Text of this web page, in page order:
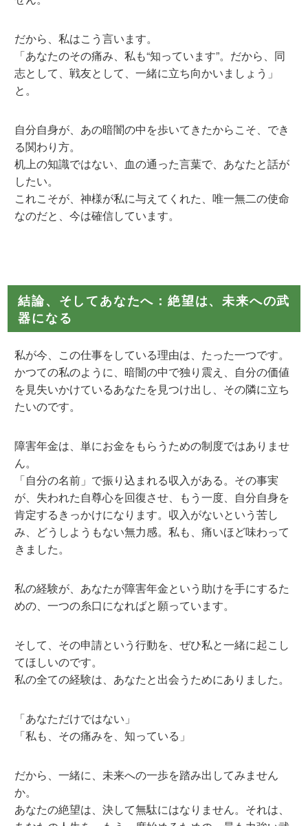
だから、私はこう言います。
「あなたのその痛み、私も“知っています”。だから、同
志として、戦友として、一緒に立ち向かいましょう」
と。
自分自身が、あの暗闇の中を歩いてきたからこそ、でき
る関わり方。
机上の知識ではない、血の通った言葉で、あなたと話が
したい。
これこそが、神様が私に与えてくれた、唯一無二の使命
なのだと、今は確信しています。
結論、そしてあなたへ：絶望は、未来への武
器になる
私が今、この仕事をしている理由は、たった一つです。
かつての私のように、暗闇の中で独り震え、自分の価値
を見失いかけているあなたを見つけ出し、その隣に立ち
たいのです。
障害年金は、単にお金をもらうための制度ではありませ
ん。
「自分の名前」で振り込まれる収入がある。その事実
が、失われた自尊心を回復させ、もう一度、自分自身を
肯定するきっかけになります。収入がないという苦し
み、どうしようもない無力感。私も、痛いほど味わって
きました。
私の経験が、あなたが障害年金という助けを手にするた
めの、一つの糸口になればと願っています。
そして、その申請という行動を、ぜひ私と一緒に起こし
てほしいのです。
私の全ての経験は、あなたと出会うためにありました。
「あなただけではない」
「私も、その痛みを、知っている」
だから、一緒に、未来への一歩を踏み出してみません
か。
あなたの絶望は、決して無駄にはなりません。それは、